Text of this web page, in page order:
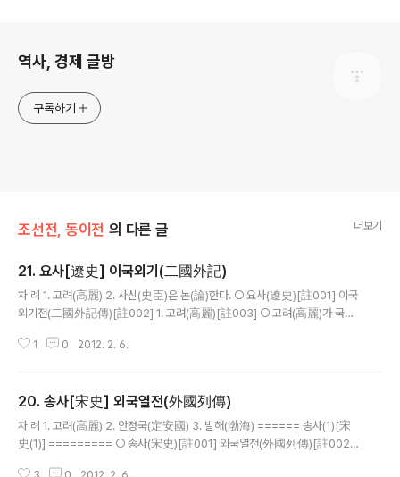
역사, 경제 글방
구독하기
조선전, 동이전 의 다른 글 더보기
21. 요사[遼史] 이국외기(二國外記)
차 례 1. 고려(高麗) 2. 사신(史臣)은 논(論)한다. ○ 요사(遼史)[註001] 이국
외기전(二國外記傳)[註002] 1. 고려(高麗)[註003] ○ 고려(高麗)가 국가
민(人民)ㆍ토전(土田) 등에 대해서는 역대의 [사적(史籍)에] ..
1 0 2012. 2. 6.
20. 송사[宋史] 외국열전(外國列傳)
차 례 1. 고려(高麗) 2. 안정국(定安國) 3. 발해(渤海) ====== 송사(1)[宋
史(1)] ========= ○ 송사(宋史)[註001] 외국열전(外國列傳)[註002]